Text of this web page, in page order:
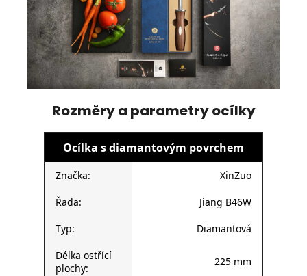
Rozměry a parametry ocílky
Ocílka s diamantovým povrchem
Značka: XinZuo
Řada: Jiang B46W
Typ: Diamantová
Délka ostřící
plochy:
225 mm